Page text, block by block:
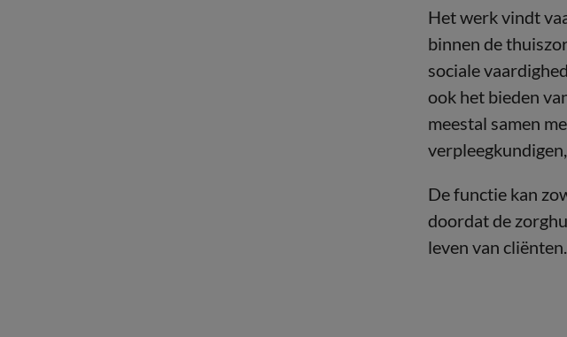
Het werk vindt
binnen de
sociale
ook het bieden
meestal samen
De functie kan
doordat de
leven van cliënten.